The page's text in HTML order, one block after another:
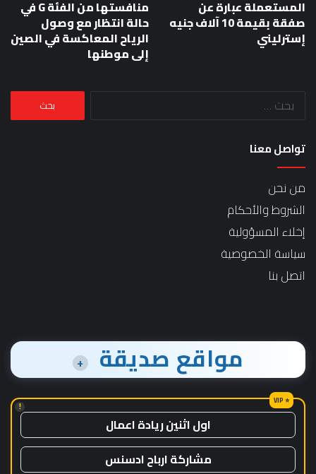
المستعملة عبارة عن
صفقة بقيمة 10 آلاف جنيه
إسترليني
منافستها من الفئة G في
حالة انتظار مع وصول
الرياح المعاكسة في الصين
إلى موطنها
البحث
تواصل معنا
من نحن
الشروط والأحكام
إخلاء المسؤولية
سياسة الخصوصية
اتصل بنا
مواقع صديقة +
!
اول اثنين ريادة اعمال
مشاركة ارباح ادسنس